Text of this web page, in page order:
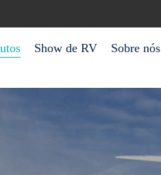
Show de RV Sobre nós